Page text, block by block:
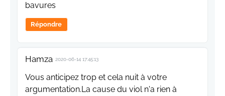
bavures
Répondre
Hamza 2020-06-14 17:45:13
Vous anticipez trop et cela nuit à votre
argumentation.La cause du viol n'a rien à